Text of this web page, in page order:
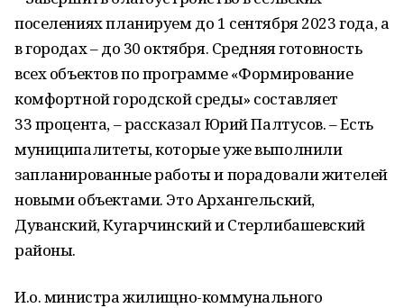
поселениях планируем до 1 сентября 2023 года, а
в городах – до 30 октября. Средняя готовность
всех объектов по программе «Формирование
комфортной городской среды» составляет
33 процента, – рассказал Юрий Палтусов. – Есть
муниципалитеты, которые уже выполнили
запланированные работы и порадовали жителей
новыми объектами. Это Архангельский,
Дуванский, Кугарчинский и Стерлибашевский
районы.
И.о. министра жилищно-коммунального